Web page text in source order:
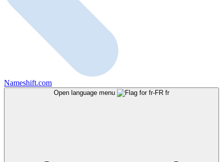
Nameshift.com
Open language menu fr